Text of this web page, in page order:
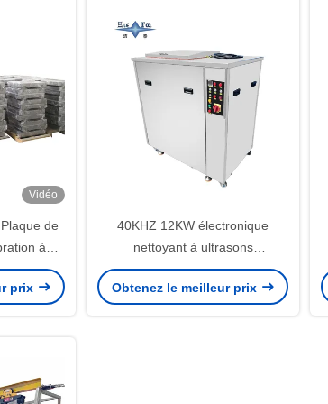
Vidéo
de
à
Plaque de
prix
40KHZ 12KW électronique
nettoyant à ultrasons
personnalisé bain à vapeur
lavage et refroidissement et
Obtenez le meilleur prix